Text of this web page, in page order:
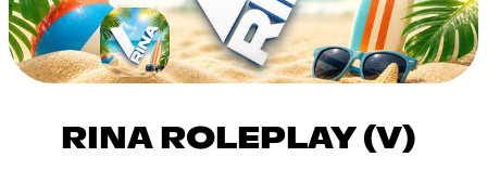
RINA ROLEPLAY (V)